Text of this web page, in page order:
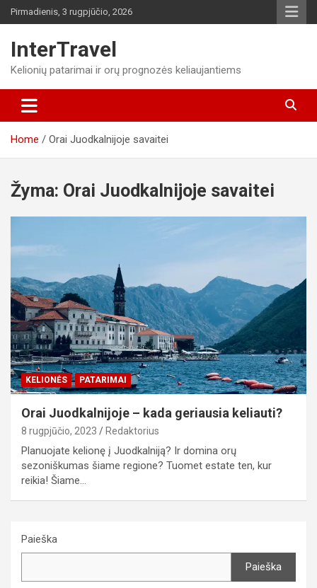
Skip
to
Pirmadienis, 3 rugpjūčio, 2026
InterTravel
Kelionių patarimai ir orų prognozės keliaujantiems
Home Orai Juodkalnijoje savaitei
Žyma: Orai Juodkalnijoje savaitei
KELIONĖS PATARIMAI
Orai Juodkalnijoje – kada geriausia keliauti?
8 rugpjūčio, 2023 Redaktorius
Planuojate kelionę į Juodkalniją? Ir domina orų
sezoniškumas šiame regione? Tuomet estate ten, kur
reikia! Šiame…
Paieška
Paieška